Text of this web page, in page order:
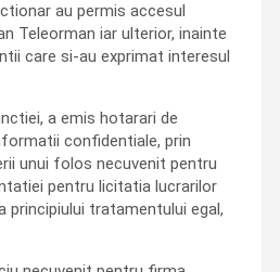
au permis accesul
Teleorman iar ulterior, inainte
care si-au exprimat interesul
a emis hotarari de
confidentiale, prin
unui folos necuvenit pentru
pentru licitatia lucrarilor
principiului tratamentului egal,